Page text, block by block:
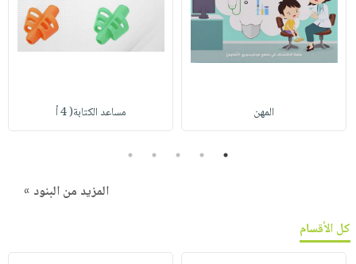
المهن مساعد الكتابة( 4 أ
1
2
3
4
5
المزيد من البنود »
كل الأقسام